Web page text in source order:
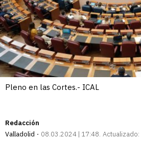
Pleno en las Cortes.- ICAL
Redacción
Valladolid
08.03.2024 | 17:48 Actualizado: